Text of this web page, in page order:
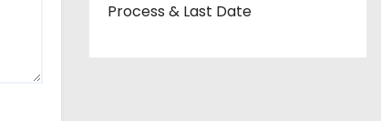
Process & Last Date